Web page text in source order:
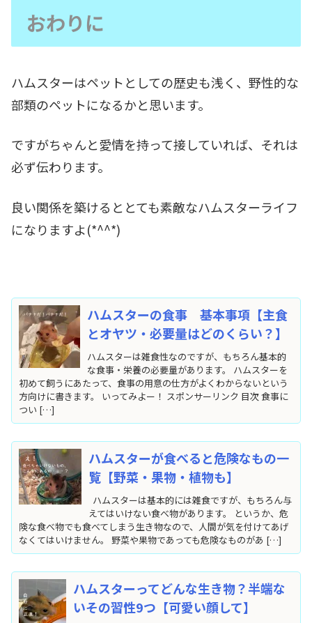
おわりに
ハムスターはペットとしての歴史も浅く、野性的な
部類のペットになるかと思います。
ですがちゃんと愛情を持って接していれば、それは
必ず伝わります。
良い関係を築けるととても素敵なハムスターライフ
になりますよ(*^^*)
ハムスターの食事 基本事項【主食
とオヤツ・必要量はどのくらい？】
ハムスターは雑食性なのですが、もちろん基本的
な食事・栄養の必要量があります。 ハムスターを
初めて飼うにあたって、食事の用意の仕方がよくわからないという
方向けに書きます。 いってみよー！ スポンサーリンク 目次 食事に
つい […]
ハムスターが食べると危険なもの一
覧【野菜・果物・植物も】
ハムスターは基本的には雑食ですが、もちろん与
えてはいけない食べ物があります。 というか、危
険な食べ物でも食べてしまう生き物なので、人間が気を付けてあげ
なくてはいけません。 野菜や果物であっても危険なものがあ […]
ハムスターってどんな生き物？半端な
いその習性9つ【可愛い顔して】